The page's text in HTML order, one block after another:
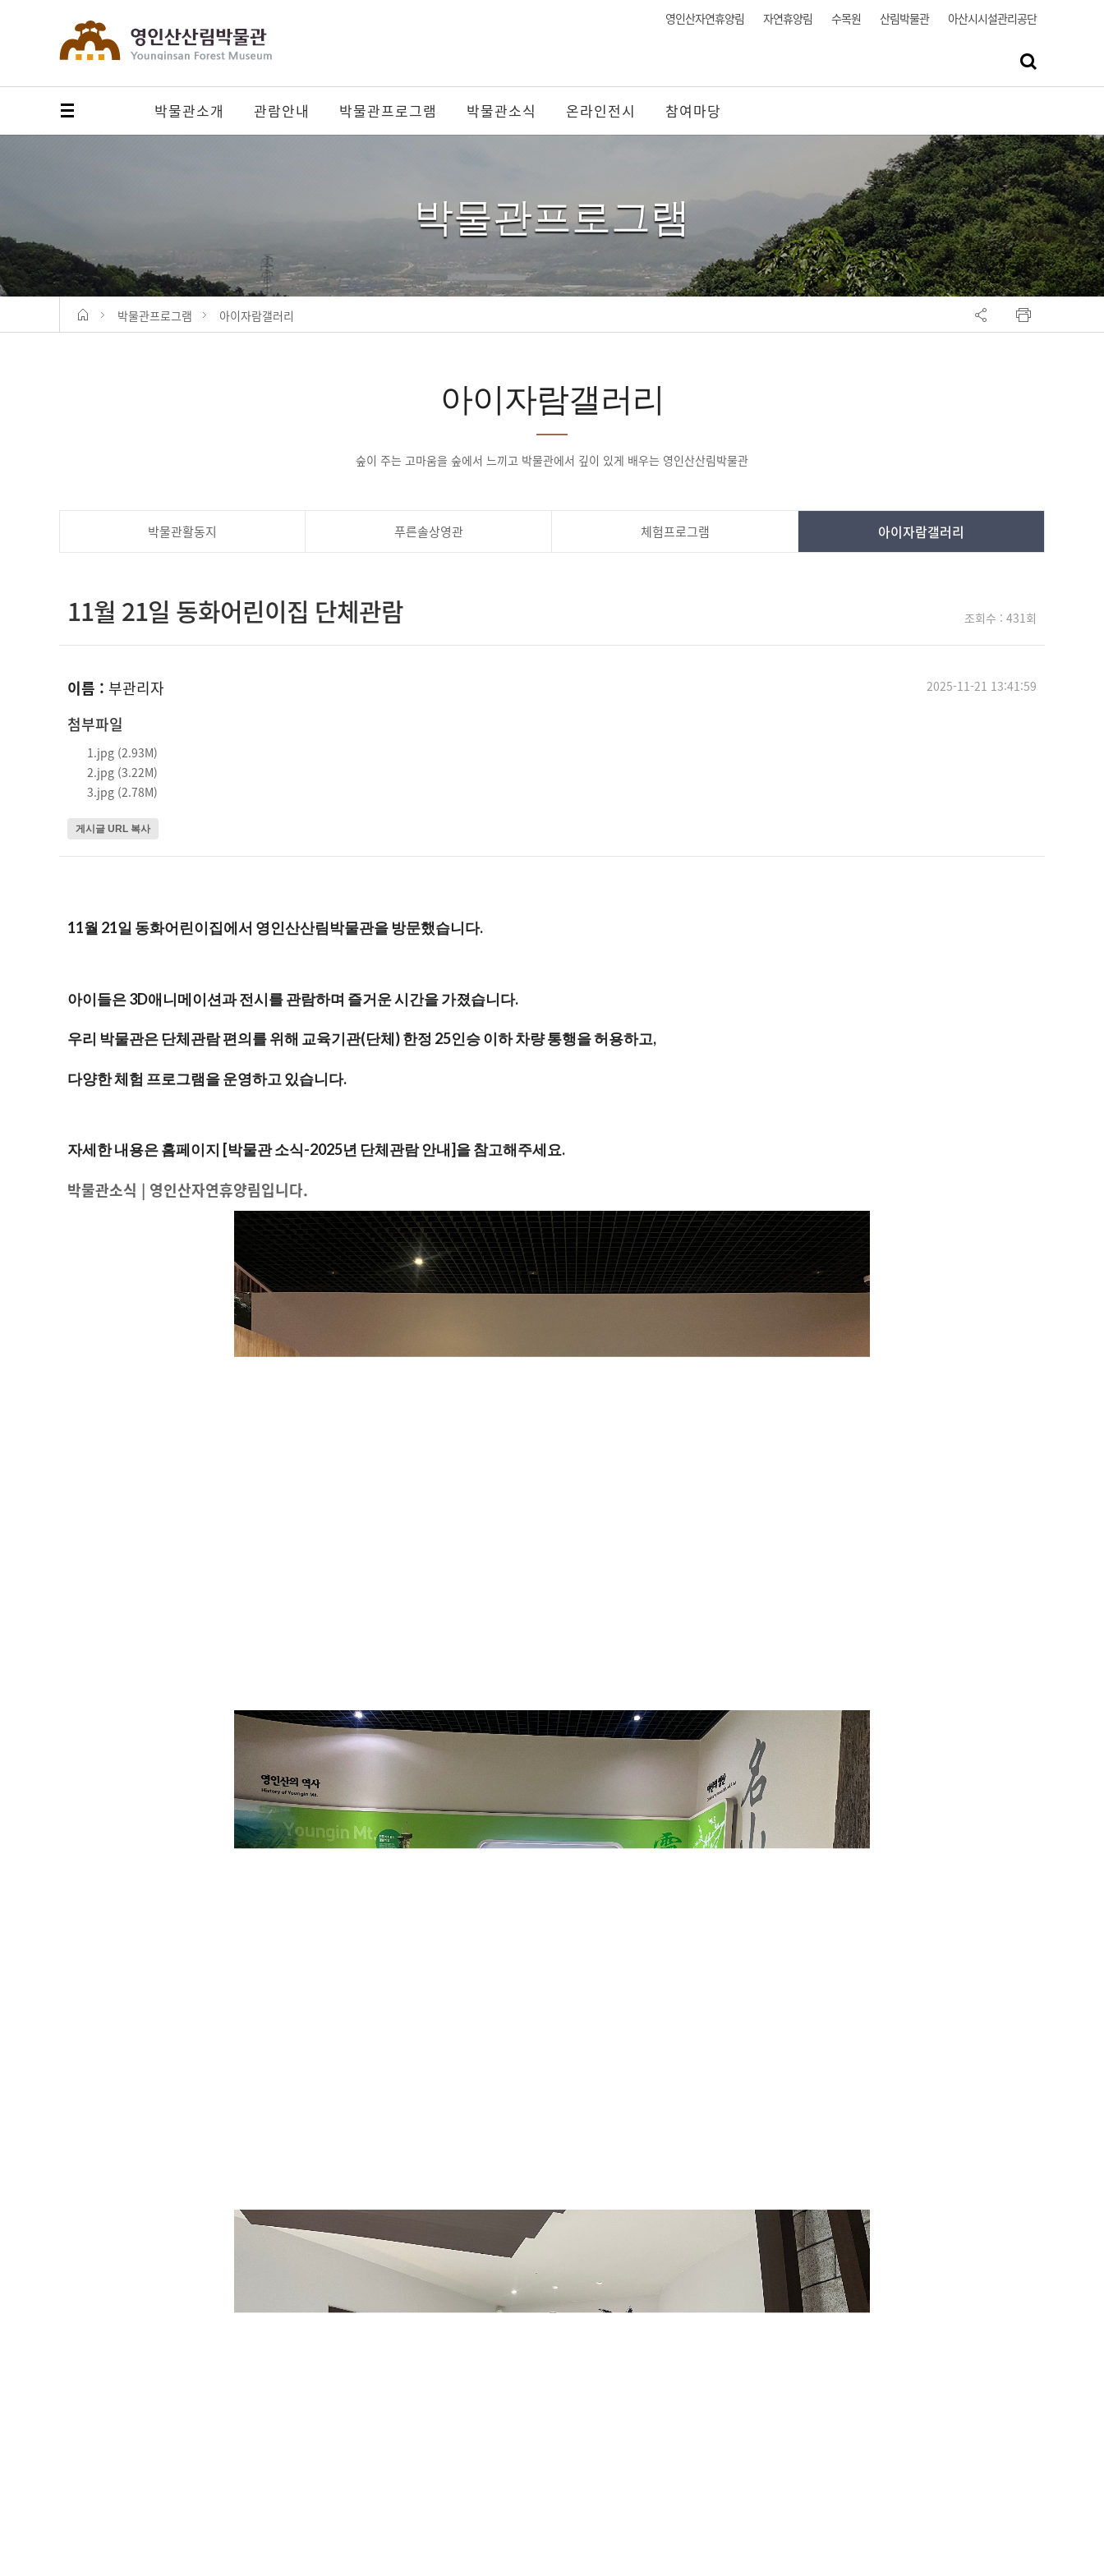
영인산자연휴양림 자연휴양림 수목원 산림박물관 아산시시설관리공단
메뉴 열기 박물관소개 관람안내 박물관프로그램 박물관소식 온라인전시 참여마당
박물관프로그램
박물관프로그램 아이자람갤러리
아이자람갤러리
숲이 주는 고마움을 숲에서 느끼고 박물관에서 깊이 있게 배우는 영인산산림박물관
박물관활동지 푸른솔상영관 체험프로그램 아이자람갤러리
11월 21일 동화어린이집 단체관람 조회수 : 431회
이름 : 부관리자 2025-11-21 13:41:59
첨부파일
1.jpg (2.93M)
2.jpg (3.22M)
3.jpg (2.78M)
게시글 URL 복사
11월 21일 동화어린이집에서 영인산산림박물관을 방문했습니다.
아이들은 3D애니메이션과 전시를 관람하며 즐거운 시간을 가졌습니다.
우리 박물관은 단체관람 편의를 위해 교육기관(단체) 한정 25인승 이하 차량 통행을 허용하고,
다양한 체험 프로그램을 운영하고 있습니다.
자세한 내용은 홈페이지 [박물관 소식-2025년 단체관람 안내]을 참고해주세요.
박물관소식 | 영인산자연휴양림입니다.